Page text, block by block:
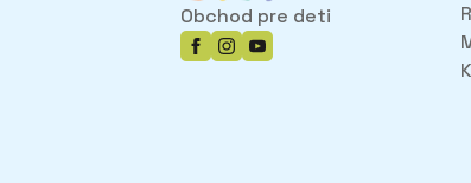
Obchod pre deti